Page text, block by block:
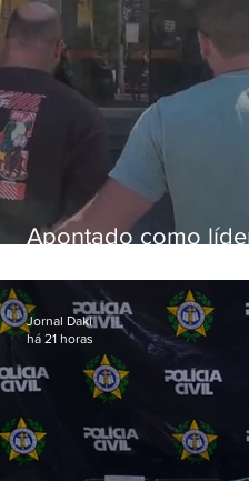
Apontado como
aposentados é
Jornal Daki
há 21 horas